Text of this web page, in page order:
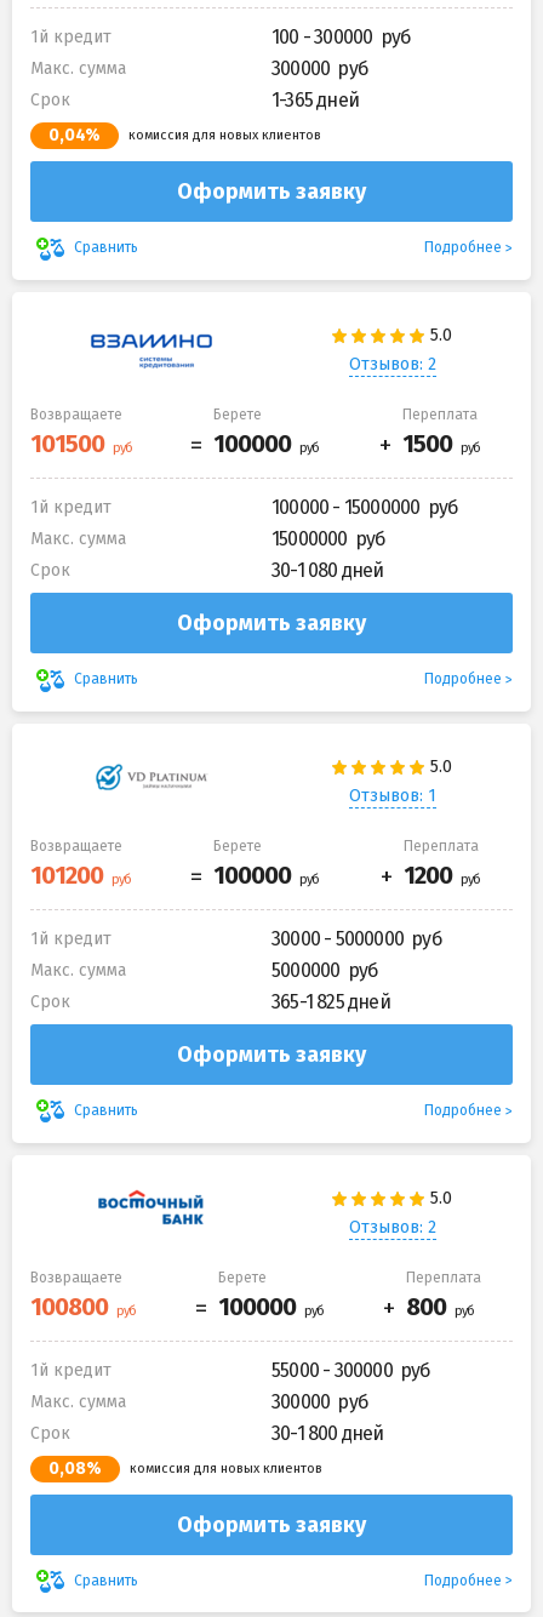
1й кредит 100 - 300000
Макс. сумма 300000
Срок 1-365 дней
0,04% комиссия для новых клиентов
Оформить заявку
Сравнить Подробнее
Отзывов: 2
Возвращаете Берете Переплата
1й кредит 100000 - 15000000
Макс. сумма 15000000
Срок 30-1 080 дней
Оформить заявку
Сравнить Подробнее
Отзывов: 1
Возвращаете Берете Переплата
1й кредит 30000 - 5000000
Макс. сумма 5000000
Срок 365-1 825 дней
Оформить заявку
Сравнить Подробнее
Отзывов: 2
Возвращаете Берете Переплата
1й кредит 55000 - 300000
Макс. сумма 300000
Срок 30-1 800 дней
0,08% комиссия для новых клиентов
Оформить заявку
Сравнить Подробнее